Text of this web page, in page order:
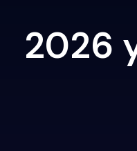
2026